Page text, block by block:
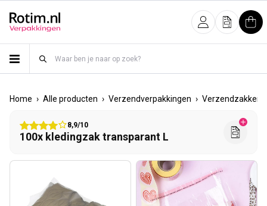
InloggenOfferte
Home › Alle producten › Verzendverpakkingen › Verzendzakken
8,9/10
100x kledingzak transparant L